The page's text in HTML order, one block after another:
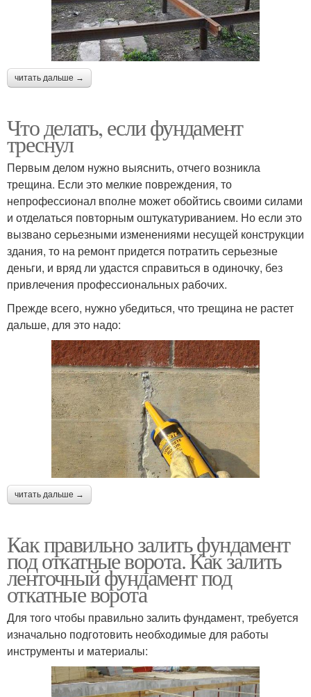
читать дальше →
Что делать, если фундамент
треснул
Первым делом нужно выяснить, отчего возникла
трещина. Если это мелкие повреждения, то
непрофессионал вполне может обойтись своими силами
и отделаться повторным оштукатуриванием. Но если это
вызвано серьезными изменениями несущей конструкции
здания, то на ремонт придется потратить серьезные
деньги, и вряд ли удастся справиться в одиночку, без
привлечения профессиональных рабочих.
Прежде всего, нужно убедиться, что трещина не растет
дальше, для это надо:
читать дальше →
Как правильно залить фундамент
под откатные ворота. Как залить
ленточный фундамент под
откатные ворота
Для того чтобы правильно залить фундамент, требуется
изначально подготовить необходимые для работы
инструменты и материалы: